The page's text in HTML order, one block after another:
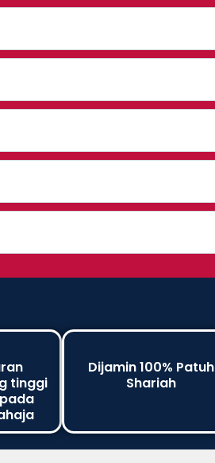
tinggi
Dijamin 100% Patuh
Shariah